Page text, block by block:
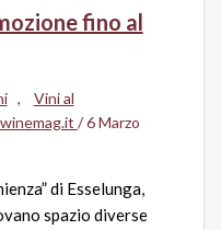
fino al
,
Vini al
/6 Marzo
di Esselunga,
spazio diverse